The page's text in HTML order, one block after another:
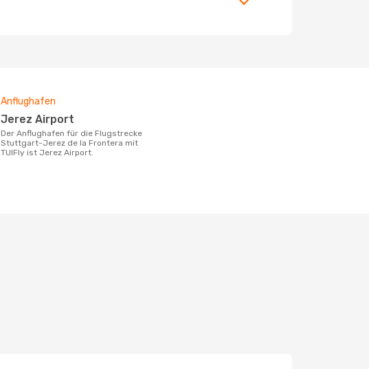
Anflughafen
Jerez Airport
Der Anflughafen für die Flugstrecke
Stuttgart-Jerez de la Frontera mit
TUIFly ist Jerez Airport.